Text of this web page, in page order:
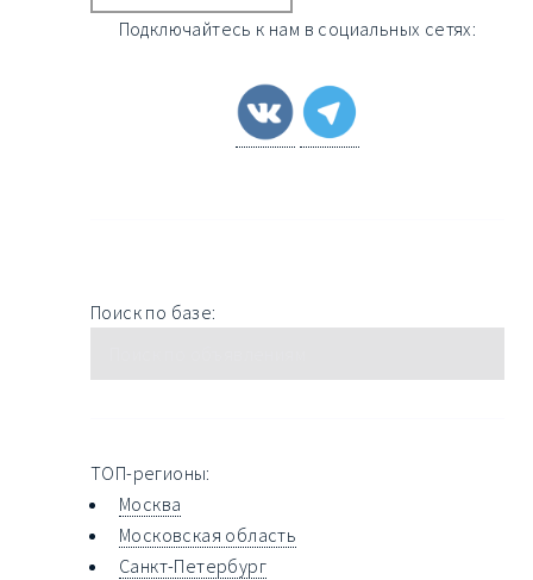
Подключайтесь к нам в социальных сетях:
Поиск по базе:
ТОП-регионы:
Москва
Московская область
Санкт-Петербург